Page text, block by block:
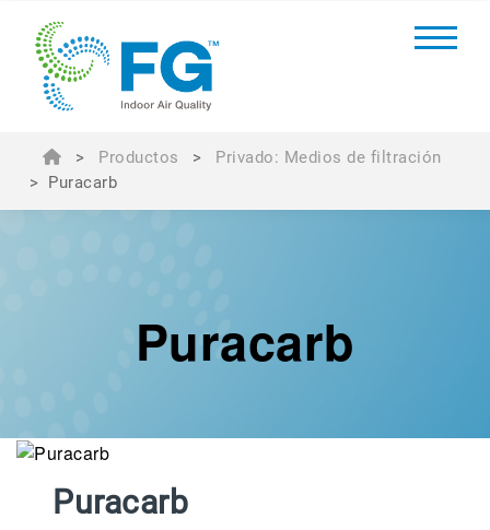
> Productos >
Privado: Medios de filtración
> Puracarb
Puracarb
Puracarb